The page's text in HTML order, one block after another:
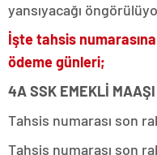
yansıyacağı
İşte tahsis
ödeme günleri;
4A SSK EMEKLİ
Tahsis numarası son
Tahsis numarası son